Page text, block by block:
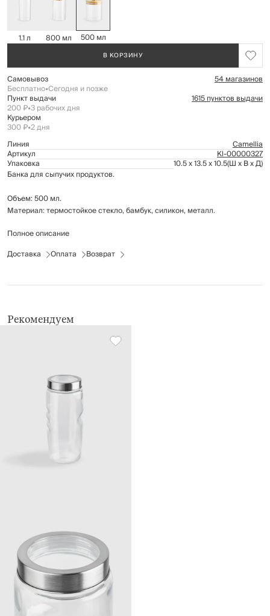
1.1 л 800 мл 500 мл
В КОРЗИНУ
Самовывоз 54 магазинов
Бесплатно•Сегодня и позже
Пункт выдачи 1615 пунктов выдачи
200 ₽•3 рабочих дня
Курьером
300 ₽•2 дня
Линия
Camellia
Артикул Kl-00000327
Упаковка 10.5 x 13.5 x 10.5(Ш x В x Д)
Банка для сыпучих продуктов.
Объем: 500 мл.
Материал: термостойкое стекло, бамбук, силикон, металл.
Рекомендуется мыть вручную с применением мягких моющих средств.
губки. Банку без крышки можно мыть в посудомоечной машине на
Полное описание
Доставка
Оплата Возврат
Рекомендуем